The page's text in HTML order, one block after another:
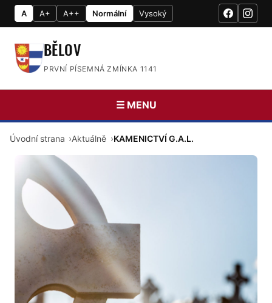
A A+ A++ Normální Vysoký
BĚLOV
PRVNÍ PÍSEMNÁ ZMÍNKA 1141
☰ MENU
Úvodní strana Aktuálně KAMENICTVÍ G.A.L.